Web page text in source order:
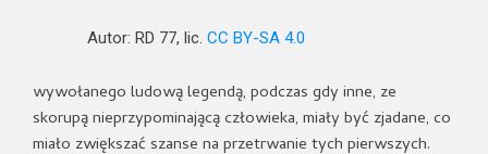
Autor: RD 77, lic. CC BY-SA 4.0
wywołanego ludową legendą, podczas gdy inne, ze
skorupą nieprzypominającą człowieka, miały być zjadane, co
miało zwiększać szanse na przetrwanie tych pierwszych.